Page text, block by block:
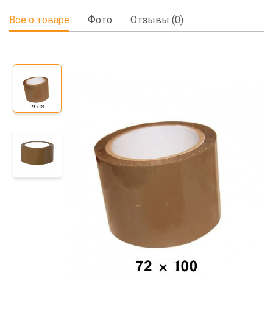
Все о товаре Фото Отзывы (0)